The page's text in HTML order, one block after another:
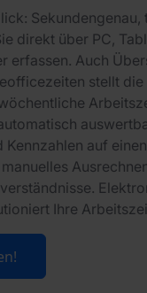
direkt über PC,
erfassen. Auch
stellt
auf
Ihre